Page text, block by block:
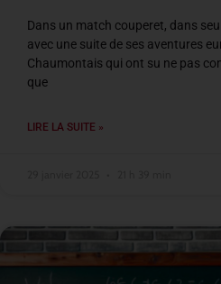
Dans un match couperet, dans
avec une suite de ses aventures
Chaumontais qui ont su ne pas
que
LIRE LA SUITE »